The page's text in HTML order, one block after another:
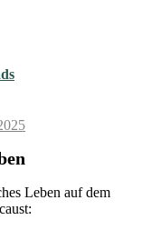
Leben auf dem